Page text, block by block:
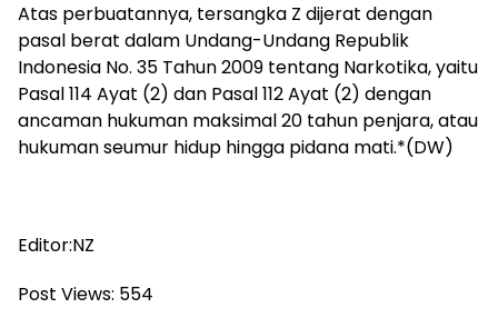
Atas perbuatannya, tersangka Z dijerat dengan
pasal berat dalam Undang-Undang Republik
Indonesia No. 35 Tahun 2009 tentang Narkotika, yaitu
Pasal 114 Ayat (2) dan Pasal 112 Ayat (2) dengan
ancaman hukuman maksimal 20 tahun penjara, atau
hukuman seumur hidup hingga pidana mati.*(DW)
Editor:NZ
Post Views: 554